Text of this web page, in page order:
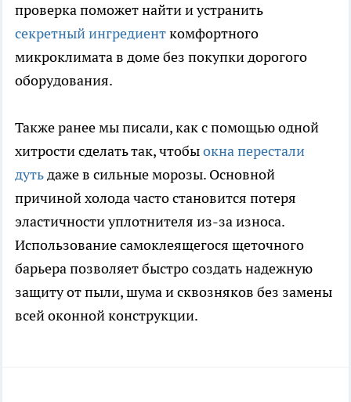
проверка поможет найти и устранить
секретный ингредиенткомфортного
микроклимата в доме без покупки дорогого
оборудования.
Также ранее мы писали, как с помощью одной
хитрости сделать так, чтобыокна перестали
дутьдаже в сильные морозы. Основной
причиной холода часто становится потеря
эластичности уплотнителя из-за износа.
Использование самоклеящегося щеточного
барьера позволяет быстро создать надежную
защиту от пыли, шума и сквозняков без замены
всей оконной конструкции.